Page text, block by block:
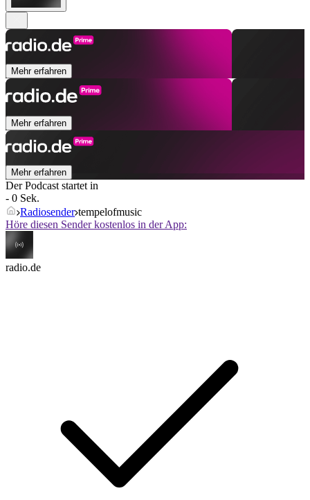
Mehr erfahren
Mehr erfahren
Mehr erfahren
Der Podcast startet in
- 0 Sek.
Radiosender tempelofmusic
Höre diesen Sender kostenlos in der App:
radio.de